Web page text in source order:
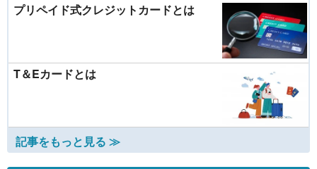
プリペイド式クレジットカードとは
T＆Eカードとは
記事をもっと見る ≫